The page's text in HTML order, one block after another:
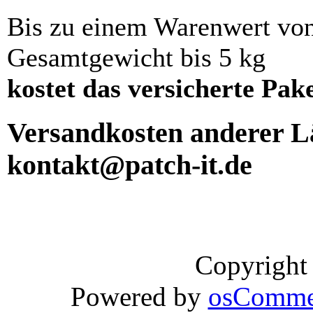
Bis zu einem Warenwert
Gesamtgewicht bis 5 kg
kostet das versicherte
Versandkosten anderer
kontakt@patch-it.de
Powered by